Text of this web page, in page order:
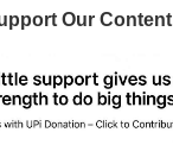
Our Content